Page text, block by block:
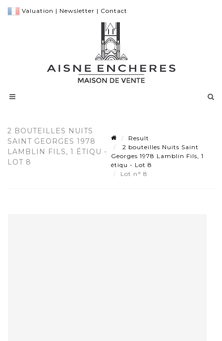
Valuation | Newsletter | Contact
2 BOUTEILLES NUITS
SAINT GEORGES 1978
LAMBLIN FILS, 1 ÉTIQU -
LOT 8
Result
2 bouteilles Nuits Saint
Georges 1978 Lamblin Fils, 1
étiqu - Lot 8
Lot n° 8